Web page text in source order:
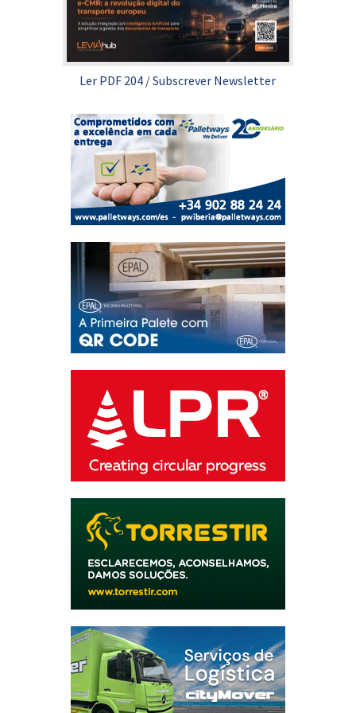
Ler PDF 204 /Subscrever Newsletter